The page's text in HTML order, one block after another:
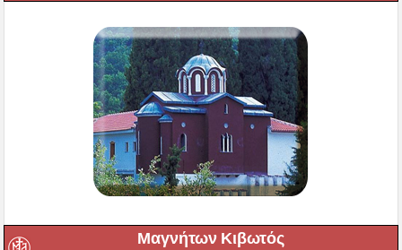
Μαγνήτων Κιβωτός